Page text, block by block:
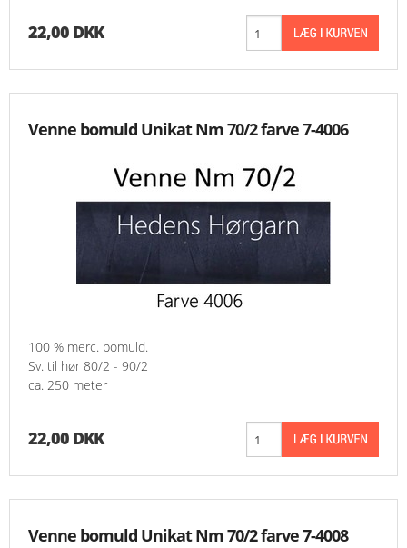
22,00 DKK
Venne bomuld Unikat Nm 70/2 farve 7-4006
100 % merc. bomuld.
Sv. til hør 80/2 - 90/2
ca. 250 meter
22,00 DKK
Venne bomuld Unikat Nm 70/2 farve 7-4008